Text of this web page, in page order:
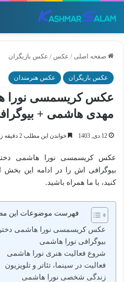
صفحه اصلی / عکس / عکس بازیگران
عکس بازیگران عکس هنرمندان
عکس کریسمسی نورا
مهدی هاشمی +
12 دی, 1403 خواندن این مطلب 2 دقیقه زمان میبرد
عکس کریسمسی نورا هاشمی
بیوگرافی اش را در ادامه این
کنید، با ما همراه باشید.
فهرست موضوعات این
عکس کریسمسی نورا هاشمی
بیوگرافی نورا هاشمی
شروع فعالیت هنری نورا هاشمی
فعالیت در سینما، تئاتر و تلویزیون
زندگی شخصی نورا هاشمی